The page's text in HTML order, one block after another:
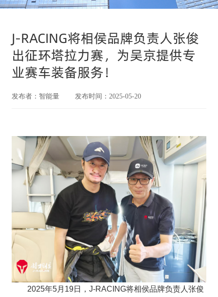
J-RACING将相侯品牌负责人张俊
出征环塔拉力赛，为吴京提供专
业赛车装备服务！
发布者：智能量 发布时间：2025-05-20
2025年5月19日，J-RACING将相侯品牌负责人张俊